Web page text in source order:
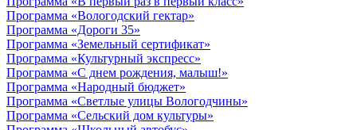
Программа «Вологодский гектар»
Программа «Дороги 35»
Программа «Земельный сертификат»
Программа «Культурный экспресс»
Программа «С днем рождения, малыш!»
Программа «Народный бюджет»
Программа «Светлые улицы Вологодчины»
Программа «Сельский дом культуры»